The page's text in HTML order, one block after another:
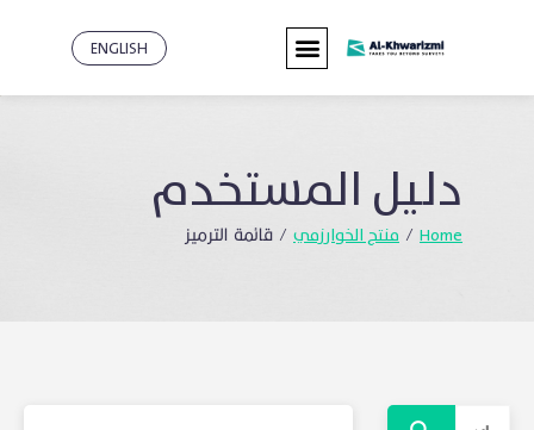
ENGLISH
دليل المستخدم
Home
/ منتج الخوارزمي / قائمة الترميز